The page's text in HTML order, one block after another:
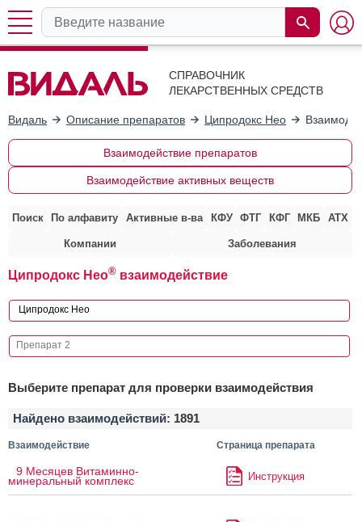
СПРАВОЧНИК
ЛЕКАРСТВЕННЫХ СРЕДСТВ
Видаль Описание препаратов Ципродокс Нео
Взаимодействие препаратов
Взаимодействие активных веществ
Поиск По алфавиту Активные в-ва КФУ ФТГ КФГ МКБ АТХ
Компании Заболевания
Ципродокс Нео® взаимодействие
Выберите препарат для проверки взаимодействия
Найдено взаимодействий: 1891
Взаимодействие Страница препарата
9 Месяцев Витаминно-
минеральный комплекс Инструкция